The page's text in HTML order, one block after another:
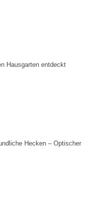
Hausgarten entdeckt
Hecken – Optischer